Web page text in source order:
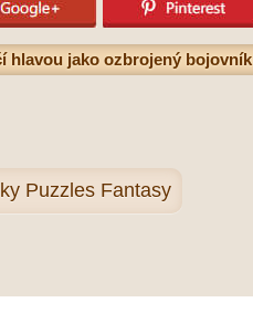
hlavou jako ozbrojený bojovník
Puzzles Fantasy